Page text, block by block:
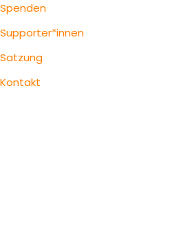
Spenden
Supporter*innen
Satzung
Kontakt